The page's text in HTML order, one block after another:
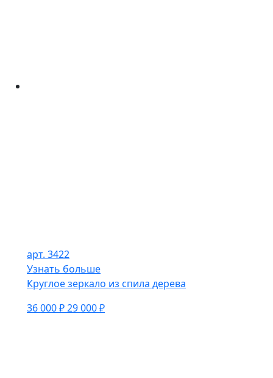
арт. 3422
Узнать больше
Круглое зеркало из спила дерева
36 000 ₽29 000 ₽